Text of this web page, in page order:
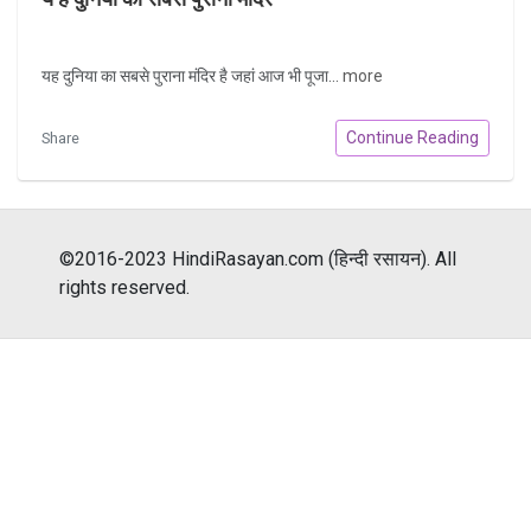
यह दुनिया का सबसे पुराना मंदिर है जहां आज भी पूजा... more
Share Continue Reading
©2016-2023 HindiRasayan.com (हिन्दी रसायन). All
rights reserved.